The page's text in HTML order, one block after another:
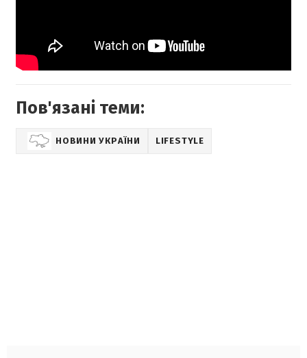
Пов'язані теми:
НОВИНИ УКРАЇНИ LIFESTYLE